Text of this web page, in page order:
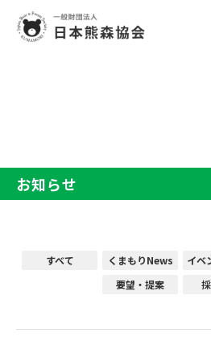
お知らせ
すべて くまもりNews イベ
要望・提案